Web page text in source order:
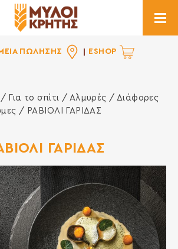
ΠΩΛΗΣΗΣ ESHOP
/ Για το σπίτι / Αλμυρές / Διάφορες
/ ΡΑΒΙΟΛΙ ΓΑΡΙΔΑΣ
ΓΑΡΙΔΑΣ